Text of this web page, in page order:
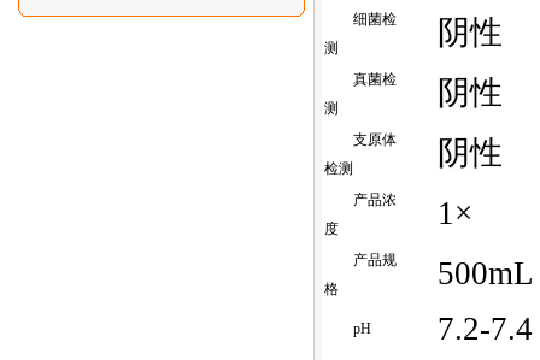
细菌检
测
阴性
真菌检
测
阴性
支原体
检测
阴性
产品浓
度
1×
产品规
格
500mL
pH 7.2-7.4